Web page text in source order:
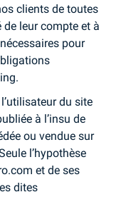
clients de toutes
leur compte et à
pour
du site
à l’insu de
ou vendue sur
l’hypothèse
et de ses
dites